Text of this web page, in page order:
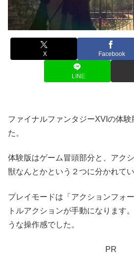
X Facebook
LINE
ファイナルファンタジーXVIの体
た。
体験版はゲーム冒頭部分と、アク
獣なんとかという２つに分かれてい
プレイモードは「アクションフォ
トルアクションが手動になります
うな操作感でした。
PR